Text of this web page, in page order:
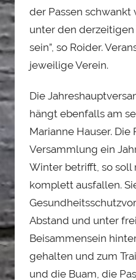
der Passen schwankt
unter den
sein”, so Roider.
jeweilige Verein.
Die
hängt ebenfalls am
Marianne Hauser.
Versammlung ein
Winter betrifft, so soll
komplett ausfallen.
Abstand und unter
Beisammensein
gehalten und zum
und die Buam, die